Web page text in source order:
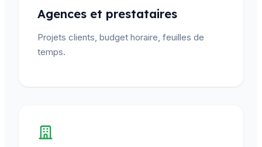
Agences et prestataires
Projets clients, budget horaire, feuilles de
temps.